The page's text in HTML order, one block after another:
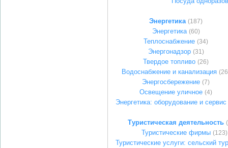
Энергетика (187)
Энергетика (60)
Теплоснабжение (34)
Энергонадзор (31)
Твердое топливо (26)
Водоснабжение и канализация
Энергосбережение (7)
Освещение уличное (4)
Энергетика: оборудование и сервис
Туристическая деятельность
Туристические фирмы (123)
Туристические услуги: сельский